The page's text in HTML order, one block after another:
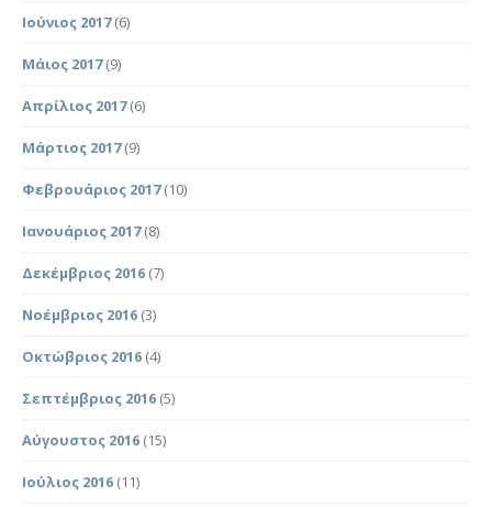
Ιούνιος 2017(6)
Μάιος 2017(9)
Απρίλιος 2017(6)
Μάρτιος 2017(9)
Φεβρουάριος 2017(10)
Ιανουάριος 2017(8)
Δεκέμβριος 2016 (7)
Νοέμβριος 2016 (3)
Οκτώβριος 2016 (4)
Σεπτέμβριος 2016 (5)
Αύγουστος 2016 (15)
Ιούλιος 2016 (11)